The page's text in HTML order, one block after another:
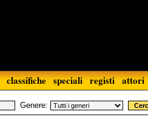
classifiche speciali registi attori
Genere: